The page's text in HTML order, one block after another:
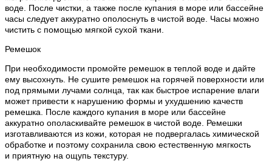
воде. После чистки, а также после купания в море или бассейне
часы следует аккуратно ополоснуть в чистой воде. Часы можно
чистить с помощью мягкой сухой ткани.
Ремешок
При необходимости промойте ремешок в теплой воде и дайте
ему высохнуть. Не сушите ремешок на горячей поверхности или
под прямыми лучами солнца, так как быстрое испарение влаги
может привести к нарушению формы и ухудшению качеств
ремешка. После каждого купания в море или бассейне
аккуратно ополаскивайте ремешок в чистой воде. Ремешки
изготавливаются из кожи, которая не подвергалась химической
обработке и поэтому сохранила свою естественную мягкость
и приятную на ощупь текстуру.